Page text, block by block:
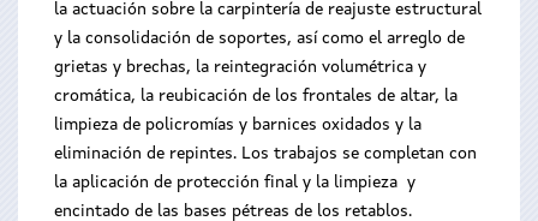
la actuación sobre la carpintería de reajuste estructural
y la consolidación de soportes, así como el arreglo de
grietas y brechas, la reintegración volumétrica y
cromática, la reubicación de los frontales de altar, la
limpieza de policromías y barnices oxidados y la
eliminación de repintes. Los trabajos se completan con
la aplicación de protección final y la limpieza y
encintado de las bases pétreas de los retablos.